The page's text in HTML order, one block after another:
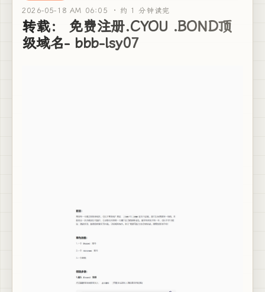
2026-05-18 AM 06:05 · 约 1 分钟读完
转载： 免费注册.CYOU .BOND顶
级域名- bbb-lsy07